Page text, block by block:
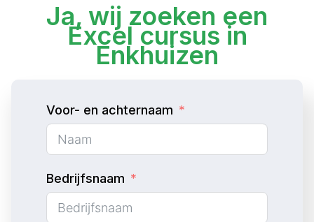
Ja, wij zoeken een
Excel cursus in
Enkhuizen
Voor- en achternaam
Bedrijfsnaam